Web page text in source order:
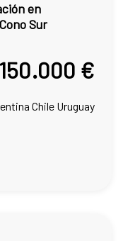
en
Sur
150.000 €
Chile Uruguay